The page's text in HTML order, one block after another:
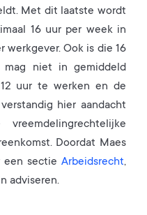
Met dit laatste wordt
16 uur per week in
Ook is die 16
niet in gemiddeld
uur te werken en de
hier aandacht
Doordat Maes
een sectie Arbeidsrecht,
adviseren.